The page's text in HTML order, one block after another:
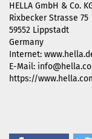
HELLA GmbH & Co.
Rixbecker Strasse 75
59552 Lippstadt
Germany
Internet:
E-Mail:
https://